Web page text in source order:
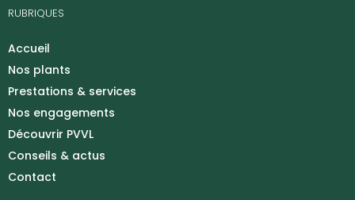
RUBRIQUES
Accueil
Nos plants
Prestations & services
Nos engagements
Découvrir PVVL
Conseils & actus
Contact